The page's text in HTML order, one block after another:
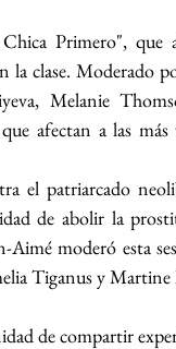
Primero", que
la clase. Moderado
Melanie
afectan a las
el patriarcado
de abolir la
Aimé moderó esta
Tiganus y
de compartir